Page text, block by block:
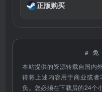
正版购买
#
本站提供的资源转载自国内
得将上述内容用于商业或
负。您必须在下载后的24个